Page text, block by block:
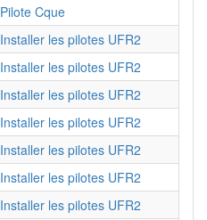
Pilote Cque
Installer les pilotes UFR2
Installer les pilotes UFR2
Installer les pilotes UFR2
Installer les pilotes UFR2
Installer les pilotes UFR2
Installer les pilotes UFR2
Installer les pilotes UFR2